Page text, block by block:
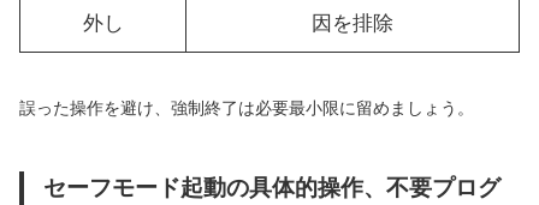
外し
因を排除
誤った操作を避け、強制終了は必要最小限に留めましょう。
セーフモード起動の具体的操作、不要プログ